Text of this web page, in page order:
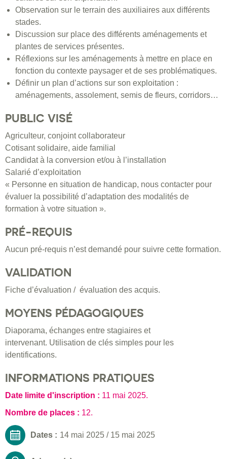
Observation sur le terrain des auxiliaires aux différents
stades.
Discussion sur place des différents aménagements et
plantes de services présentes.
Réflexions sur les aménagements à mettre en place en
fonction du contexte paysager et de ses problématiques.
Définir un plan d’actions sur son exploitation :
aménagements, assolement, semis de fleurs, corridors…
PUBLIC VISÉ
Agriculteur, conjoint collaborateur
Cotisant solidaire, aide familial
Candidat à la conversion et/ou à l’installation
Salarié d’exploitation
« Personne en situation de handicap, nous contacter pour
évaluer la possibilité d’adaptation des modalités de
formation à votre situation ».
PRÉ-REQUIS
Aucun pré-requis n’est demandé pour suivre cette formation.
VALIDATION
Fiche d’évaluation / évaluation des acquis.
MOYENS PÉDAGOGIQUES
Diaporama, échanges entre stagiaires et
intervenant. Utilisation de clés simples pour les
identifications.
INFORMATIONS PRATIQUES
Date limite d'inscription : 11 mai 2025.
Nombre de places : 12.
Dates : 14 mai 2025 / 15 mai 2025